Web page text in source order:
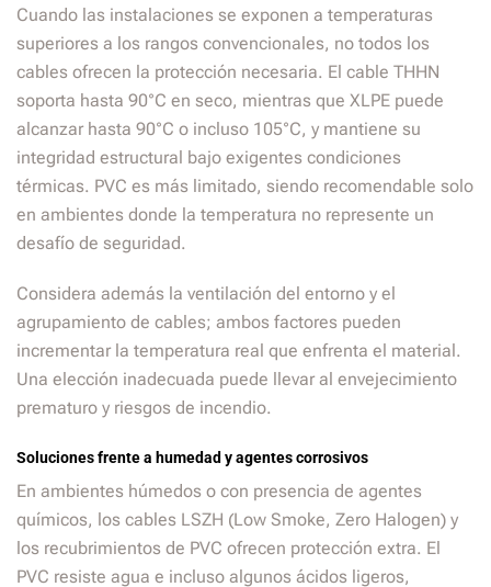
Cuando las instalaciones se exponen a temperaturas
superiores a los rangos convencionales, no todos los
cables ofrecen la protección necesaria. El cable THHN
soporta hasta 90°C en seco, mientras que XLPE puede
alcanzar hasta 90°C o incluso 105°C, y mantiene su
integridad estructural bajo exigentes condiciones
térmicas. PVC es más limitado, siendo recomendable solo
en ambientes donde la temperatura no represente un
desafío de seguridad.
Considera además la ventilación del entorno y el
agrupamiento de cables; ambos factores pueden
incrementar la temperatura real que enfrenta el material.
Una elección inadecuada puede llevar al envejecimiento
prematuro y riesgos de incendio.
Soluciones frente a humedad y agentes corrosivos
En ambientes húmedos o con presencia de agentes
químicos, los cables LSZH (Low Smoke, Zero Halogen) y
los recubrimientos de PVC ofrecen protección extra. El
PVC resiste agua e incluso algunos ácidos ligeros,